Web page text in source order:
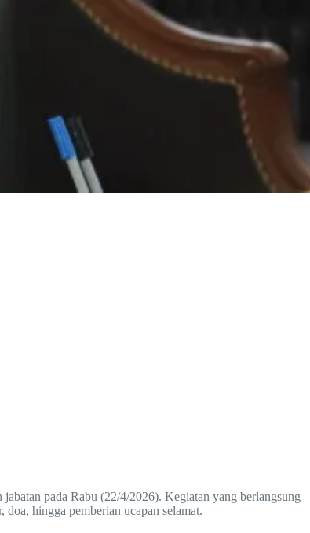
pada Rabu (22/4/2026). Kegiatan yang berlangsung
hingga pemberian ucapan selamat.